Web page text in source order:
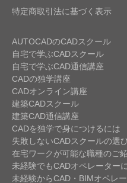
特定商取引法に基づく表示
AUTOCADのCADスクール
自宅で学ぶCADスクール
自宅で学ぶCAD通信講座
CADの独学講座
CADオンライン講座
建築CADスクール
建築CAD通信講座
CADを独学で身につけるには
失敗しないCADスクールの選
在宅ワークが可能な職種のご
未経験でもCADオペレーター
未経験からCAD・BIMオペレ